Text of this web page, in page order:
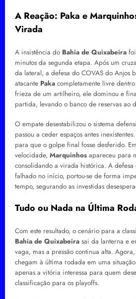
A Reação: Paka e
Virada
A insistência do Bahia de Quixabeira
minutos da segunda etapa. Após um
da lateral, a defesa do COVAS do Anjos
atacante Paka completamente livre
frieza de um artilheiro, ele dominou e
partida, levando o banco de reservas ao
O empate desestabilizou o sistema
passou a ceder espaços antes
para que o golpe final fosse desferido.
velocidade, Marquinhos apareceu para
consolidando a virada histórica. A
falhado no início, portou-se de forma
tempo, segurando as investidas
Tudo ou Nada na Última
Com este resultado, o cenário para a
Bahia de Quixabeira sai da lanterna e
vaga, mas a pressão continua alta.
chegam à última rodada em uma
apenas a vitória interessa para quem
classificação para os playoffs.